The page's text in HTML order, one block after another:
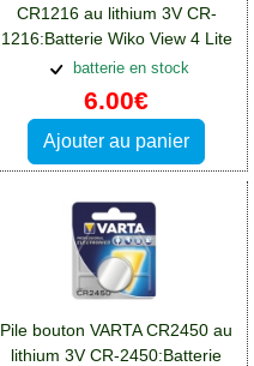
CR1216 au lithium 3V CR-
1216:Batterie Wiko View 4 Lite
batterie en stock
6.00€
Ajouter au panier
Pile bouton VARTA CR2450 au
lithium 3V CR-2450:Batterie